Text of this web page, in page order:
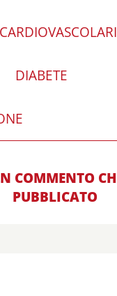
DIABETE
COMMENTO
PUBBLICATO